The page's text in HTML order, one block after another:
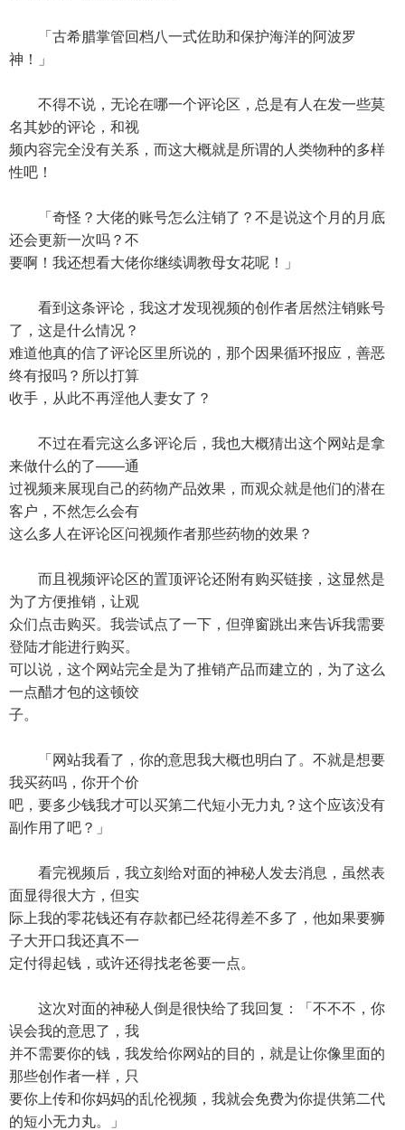
「古希腊掌管回档八一式佐助和保护海洋的阿波罗
神！」
不得不说，无论在哪一个评论区，总是有人在发一些莫
名其妙的评论，和视
频内容完全没有关系，而这大概就是所谓的人类物种的多样
性吧！
「奇怪？大佬的账号怎么注销了？不是说这个月的月底
还会更新一次吗？不
要啊！我还想看大佬你继续调教母女花呢！」
看到这条评论，我这才发现视频的创作者居然注销账号
了，这是什么情况？
难道他真的信了评论区里所说的，那个因果循环报应，善恶
终有报吗？所以打算
收手，从此不再淫他人妻女了？
不过在看完这么多评论后，我也大概猜出这个网站是拿
来做什么的了——通
过视频来展现自己的药物产品效果，而观众就是他们的潜在
客户，不然怎么会有
这么多人在评论区问视频作者那些药物的效果？
而且视频评论区的置顶评论还附有购买链接，这显然是
为了方便推销，让观
众们点击购买。我尝试点了一下，但弹窗跳出来告诉我需要
登陆才能进行购买。
可以说，这个网站完全是为了推销产品而建立的，为了这么
一点醋才包的这顿饺
子。
「网站我看了，你的意思我大概也明白了。不就是想要
我买药吗，你开个价
吧，要多少钱我才可以买第二代短小无力丸？这个应该没有
副作用了吧？」
看完视频后，我立刻给对面的神秘人发去消息，虽然表
面显得很大方，但实
际上我的零花钱还有存款都已经花得差不多了，他如果要狮
子大开口我还真不一
定付得起钱，或许还得找老爸要一点。
这次对面的神秘人倒是很快给了我回复：「不不不，你
误会我的意思了，我
并不需要你的钱，我发给你网站的目的，就是让你像里面的
那些创作者一样，只
要你上传和你妈妈的乱伦视频，我就会免费为你提供第二代
的短小无力丸。」